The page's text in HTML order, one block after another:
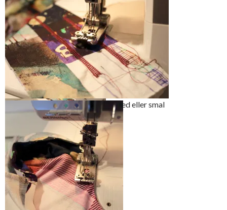
jerseykjole
Jerseykjole
uten ermer
med
coversømsk
anter
Bernina L220
Coversømsmaskin
Med en
Sy en test – beslutt om du vil ha bred eller smal
coversøm.